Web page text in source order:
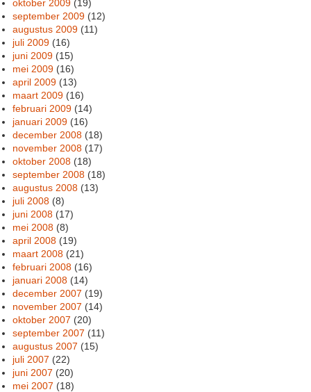
oktober 2009 (19)
september 2009 (12)
augustus 2009 (11)
juli 2009 (16)
juni 2009 (15)
mei 2009 (16)
april 2009 (13)
maart 2009 (16)
februari 2009 (14)
januari 2009 (16)
december 2008 (18)
november 2008 (17)
oktober 2008 (18)
september 2008 (18)
augustus 2008 (13)
juli 2008 (8)
juni 2008 (17)
mei 2008 (8)
april 2008 (19)
maart 2008 (21)
februari 2008 (16)
januari 2008 (14)
december 2007 (19)
november 2007 (14)
oktober 2007 (20)
september 2007 (11)
augustus 2007 (15)
juli 2007 (22)
juni 2007 (20)
mei 2007 (18)